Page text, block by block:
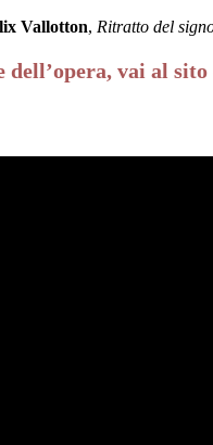
Vallotton, Ritratto del
vai al sito